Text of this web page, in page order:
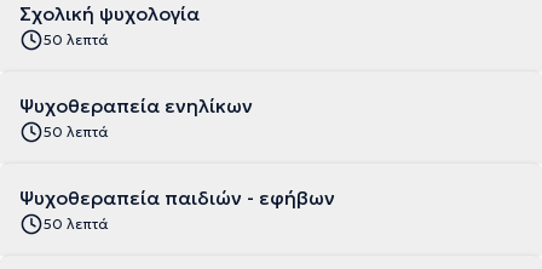
Σχολική ψυχολογία
50 λεπτά
Ψυχοθεραπεία ενηλίκων
50 λεπτά
Ψυχοθεραπεία παιδιών - εφήβων
50 λεπτά